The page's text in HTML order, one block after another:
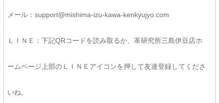
メール：support@mishima-izu-kawa-kenkyujyo.com
ＬＩＮＥ：下記QRコードを読み取るか、革研究所三島伊豆店ホ
ームページ上部のＬＩＮＥアイコンを押して友達登録してくださ
いね。